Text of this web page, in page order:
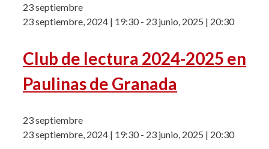
23 septiembre
23 septiembre, 2024 | 19:30- 23 junio, 2025 | 20:30
Club de lectura 2024-2025 en
Paulinas de Granada
23 septiembre
23 septiembre, 2024 | 19:30- 23 junio, 2025 | 20:30